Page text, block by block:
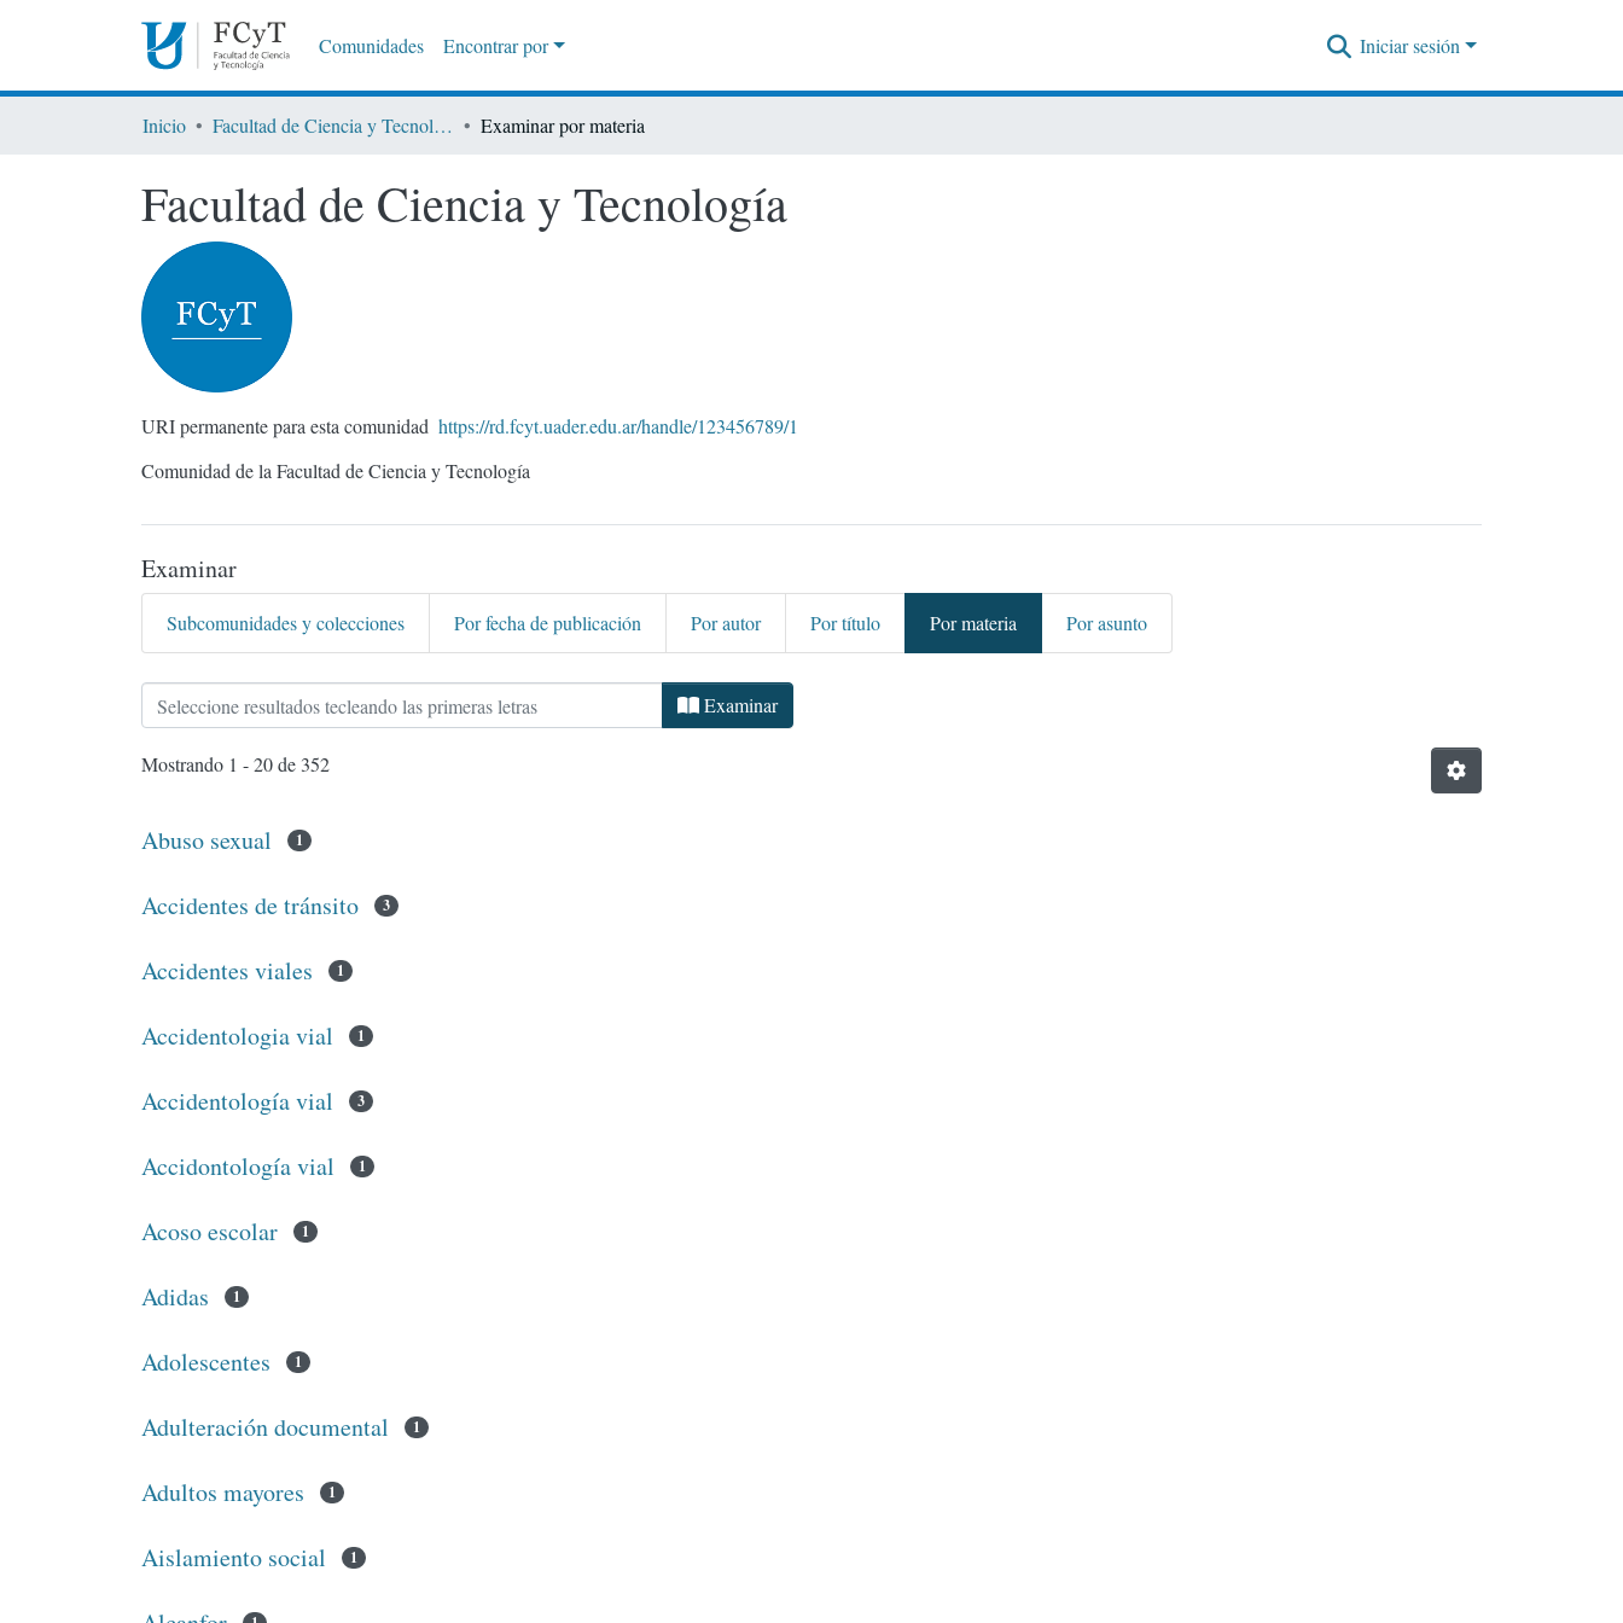
Comunidades Encontrar por Iniciar sesión
Inicio Facultad de Ciencia y Tecnología Examinar por materia
Facultad de Ciencia y Tecnología
URI permanente para esta comunidad https://rd.fcyt.uader.edu.ar/handle/123456789/1
Comunidad de la Facultad de Ciencia y Tecnología
Examinar
Subcomunidades y colecciones Por fecha de publicación Por autor Por título Por materia Por asunto
Examinando Facultad de Ciencia y Tecnología por Materia
Examinar
Mostrando 1 - 20 de 352
Abuso sexual 1
Accidentes de tránsito 3
Accidentes viales 1
Accidentologia vial 1
Accidentología vial 3
Accidontología vial 1
Acoso escolar 1
Adidas 1
Adolescentes 1
Adulteración documental 1
Adultos mayores 1
Aislamiento social 1